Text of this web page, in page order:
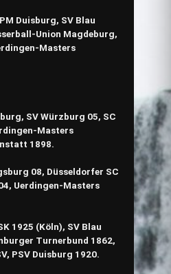
Duisburg, SV Blau
Union Magdeburg,
Masters
SV Würzburg 05, SC
Masters
1898.
08, Düsseldorfer SC
Uerdingen-Masters
1925 (Köln), SV Blau
Turnerbund 1862,
PSV Duisburg 1920.